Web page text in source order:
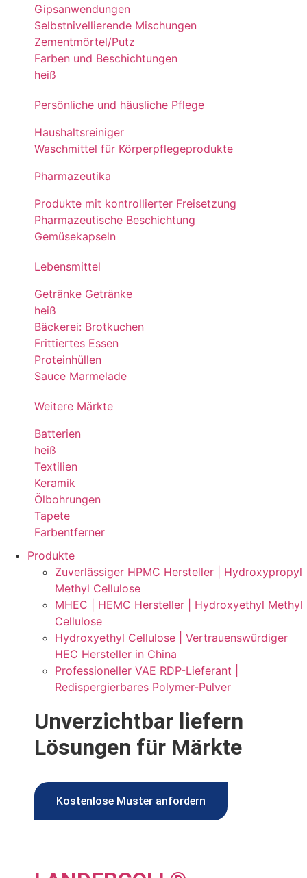
Gipsanwendungen
Selbstnivellierende Mischungen
Zementmörtel/Putz
Farben und Beschichtungen
heiß
Persönliche und häusliche Pflege
Haushaltsreiniger
Waschmittel für Körperpflegeprodukte
Pharmazeutika
Produkte mit kontrollierter Freisetzung
Pharmazeutische Beschichtung
Gemüsekapseln
Lebensmittel
Getränke Getränke
heiß
Bäckerei: Brotkuchen
Frittiertes Essen
Proteinhüllen
Sauce Marmelade
Weitere Märkte
Batterien
heiß
Textilien
Keramik
Ölbohrungen
Tapete
Farbentferner
Produkte
Zuverlässiger HPMC Hersteller | Hydroxypropyl
Methyl Cellulose
MHEC | HEMC Hersteller | Hydroxyethyl Methyl
Cellulose
Hydroxyethyl Cellulose | Vertrauenswürdiger
HEC Hersteller in China
Professioneller VAE RDP-Lieferant |
Redispergierbares Polymer-Pulver
Unverzichtbar liefern
Lösungen für Märkte
Kostenlose Muster anfordern